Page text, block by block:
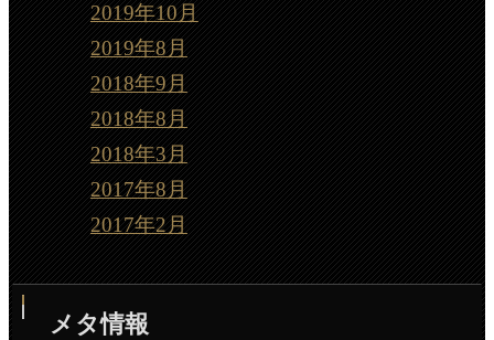
2019年10月
2019年8月
2018年9月
2018年8月
2018年3月
2017年8月
2017年2月
メタ情報